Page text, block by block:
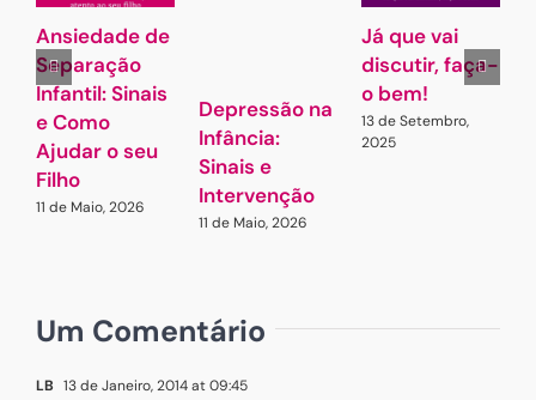
Ansiedade de
Separação
Infantil: Sinais
e Como
Ajudar o seu
Filho
11 de Maio, 2026
Depressão na
Infância:
Sinais e
Intervenção
11 de Maio, 2026
Já que vai
discutir, faça-
o bem!
13 de Setembro,
2025
Um Comentário
LB 13 de Janeiro, 2014 at 09:45